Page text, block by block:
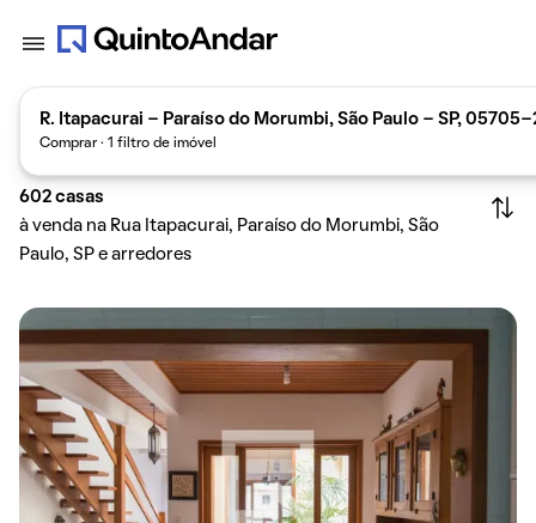
R. Itapacurai - Paraíso do Morumbi, São Paulo - SP,
Comprar · 1 filtro de imóvel
602 casas
à venda na Rua Itapacurai, Paraíso do Morumbi, São
Paulo, SP e arredores